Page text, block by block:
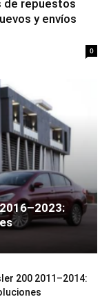
de repuestos
y envíos
0
200 2011–2014: